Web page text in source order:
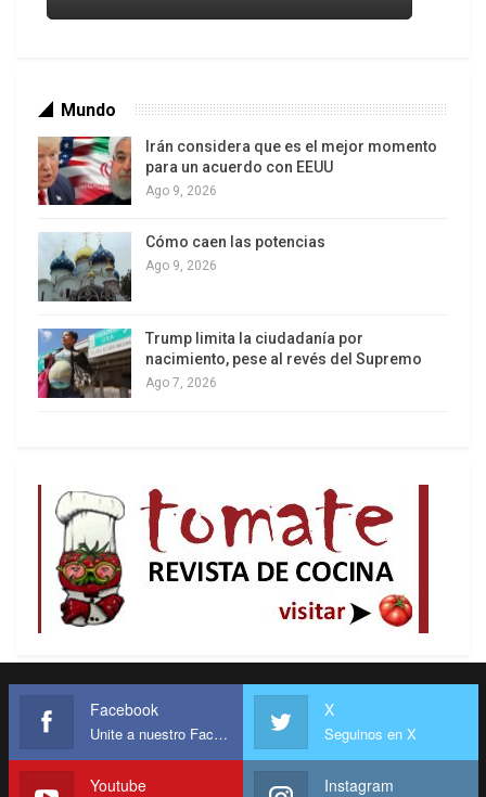
Los latinos le van dando la espalda a Trump
Mundo
Irán considera que es el mejor momento
para un acuerdo con EEUU
Ago 9, 2026
Cómo caen las potencias
Ago 9, 2026
Trump limita la ciudadanía por
nacimiento, pese al revés del Supremo
Ago 7, 2026
Facebook
Unite a nuestro Facebook
X
Seguinos en X
Youtube Instagram